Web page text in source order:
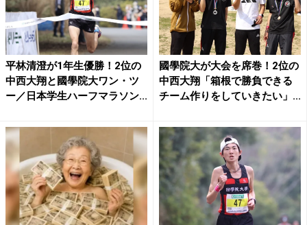
平林清澄が1年生優勝！2位の
中西大翔と國學院大ワン・ツ
ー／日本学生ハーフマラソン...
國學院大が大会を席巻！2位の
中西大翔「箱根で勝負できる
チーム作りをしていきたい」...